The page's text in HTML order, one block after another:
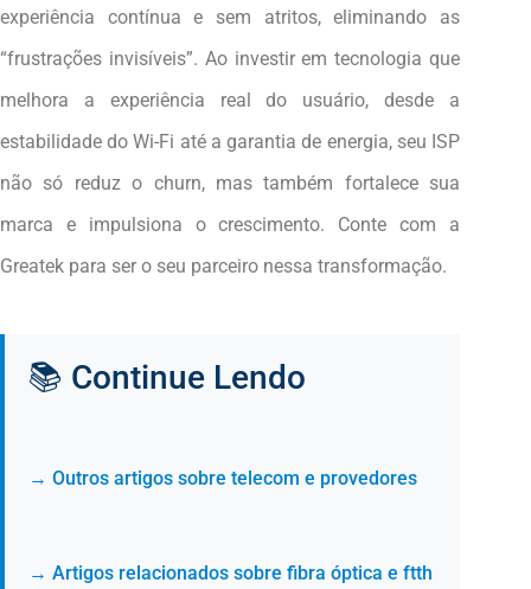
experiência contínua e sem atritos, eliminando as
“frustrações invisíveis”. Ao investir em tecnologia que
melhora a experiência real do usuário, desde a
estabilidade do Wi-Fi até a garantia de energia, seu ISP
não só reduz o churn, mas também fortalece sua
marca e impulsiona o crescimento. Conte com a
Greatek para ser o seu parceiro nessa transformação.
📚 Continue Lendo
→ Outros artigos sobre telecom e provedores
→ Artigos relacionados sobre fibra óptica e ftth